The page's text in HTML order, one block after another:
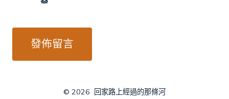
© 2026 回家路上經過的那條河